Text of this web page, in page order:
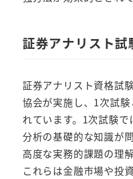
証券アナリスト
証券アナリスト資格試
協会が実施し、1次試
れています。1次試験
分析の基礎的な知識が
高度な実務的課題の理
これらは金融市場や投